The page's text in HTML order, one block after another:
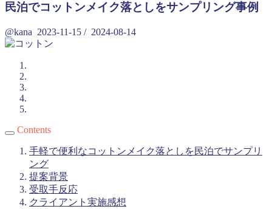
民泊でコットンメイク落としをサンプリング事例
@kana 2023-11-15 / 2024-08-14
Contents
手軽で便利なコットンメイク落としを民泊でサンプリ
ング
提案背景
受取手反応
クライアント実施感想